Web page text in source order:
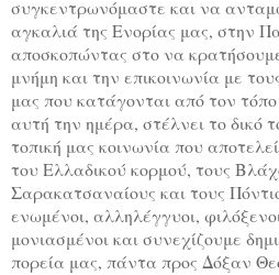
συγκεντρωνόμαστε και να
αγκαλιά της Ενορίας μας, στην
αποσκοπώντας στο να
μνήμη και την επικοινωνία με
μας που κατάγονται από τον τόπο
αυτή την ημέρα, στέλνει το δικό
τοπική μας κοινωνία που
του Ελλαδικού κορμού, τους
Σαρακατσαναίους και τους
ενωμένοι, αλληλέγγυοι,
μονιασμένοι και συνεχίζουμε
πορεία μας, πάντα προς Δόξαν